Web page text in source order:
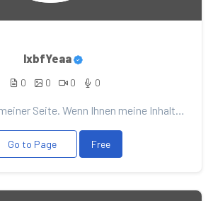
lxbfYeaa
0 0 0 0
Wilkommen auf meiner Seite. Wenn Ihnen meine Inhalte gefallen, unterstützen Sie sie mit Ihrer Spende...
Go to Page Free